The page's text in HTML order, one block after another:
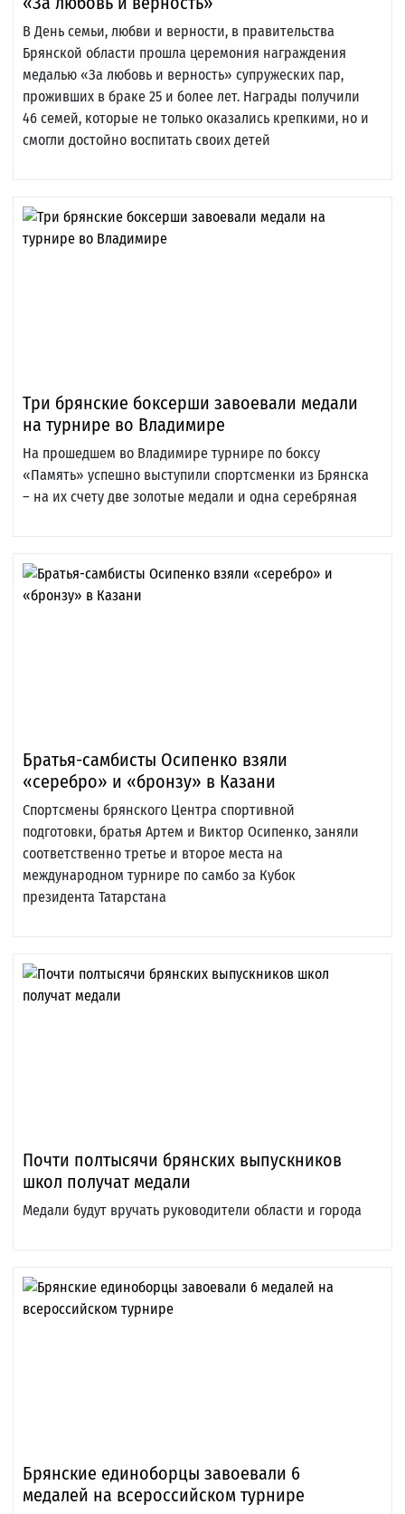
В День семьи, любви и верности, в правительства
Брянской области прошла церемония награждения
медалью «За любовь и верность» супружеских пар,
проживших в браке 25 и более лет. Награды получили
46 семей, которые не только оказались крепкими, но и
смогли достойно воспитать своих детей
Три брянские боксерши завоевали медали
на турнире во Владимире
На прошедшем во Владимире турнире по боксу
«Память» успешно выступили спортсменки из Брянска
– на их счету две золотые медали и одна серебряная
Братья-самбисты Осипенко взяли
«серебро» и «бронзу» в Казани
Спортсмены брянского Центра спортивной
подготовки, братья Артем и Виктор Осипенко, заняли
соответственно третье и второе места на
международном турнире по самбо за Кубок
президента Татарстана
Почти полтысячи брянских выпускников
школ получат медали
Медали будут вручать руководители области и города
Брянские единоборцы завоевали 6
медалей на всероссийском турнире